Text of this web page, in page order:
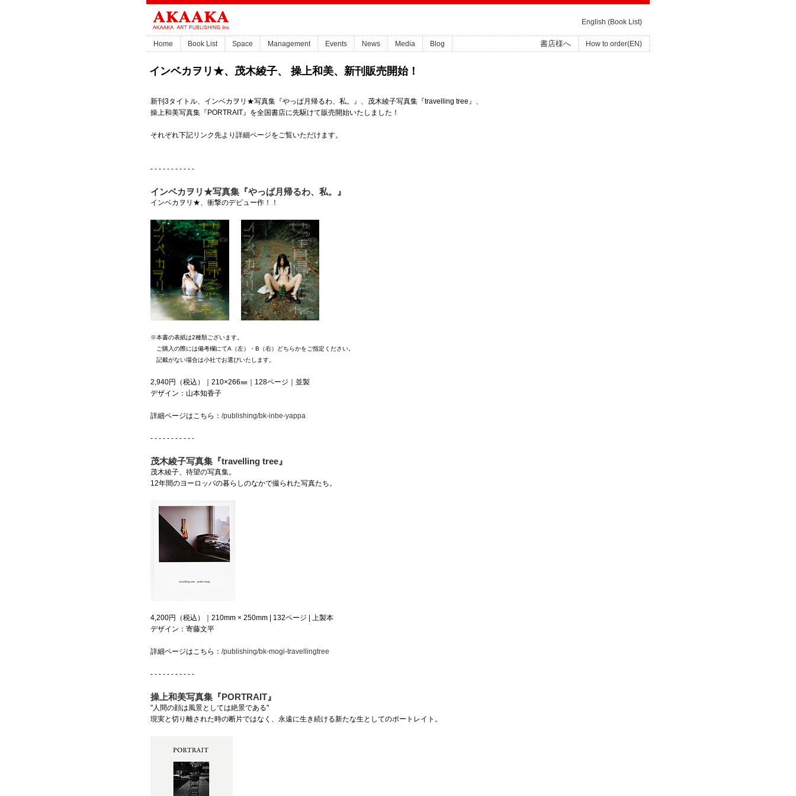
English (Book List)
Home Book List Space Management Events News Media Blog 書店様へ How to order(EN)
インベカヲリ★、茂木綾子、 操上和美、新刊販売開始！
新刊3タイトル、インベカヲリ★写真集『やっぱ月帰るわ、私。』、茂木綾子写真集『travelling tree』、
操上和美写真集『PORTRAIT』を全国書店に先駆けて販売開始いたしました！
それぞれ下記リンク先より詳細ページをご覧いただけます。
- - - - - - - - - - -
インベカヲリ★写真集『やっぱ月帰るわ、私。』
インベカヲリ★、衝撃のデビュー作！！
※本書の表紙は2種類ございます。
ご購入の際には備考欄にてA（左）・B（右）どちらかをご指定ください。
記載がない場合は小社でお選びいたします。
2,940円（税込）｜210×266㎜｜128ページ｜並製
デザイン：山本知香子
詳細ページはこちら： /publishing/bk-inbe-yappa
- - - - - - - - - - -
茂木綾子写真集『travelling tree』
茂木綾子、待望の写真集。
12年間のヨーロッパの暮らしのなかで撮られた写真たち。
4,200円（税込）｜210mm × 250mm | 132ページ | 上製本
デザイン：寄藤文平
詳細ページはこちら： /publishing/bk-mogi-travellingtree
- - - - - - - - - - -
操上和美写真集『PORTRAIT』
"人間の顔は風景としては絶景である"
現実と切り離された時の断片ではなく、永遠に生き続ける新たな生としてのポートレイト。